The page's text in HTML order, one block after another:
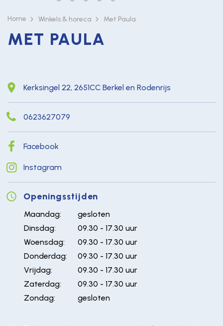
Home Winkels & horeca Met Paula
MET PAULA
Kerksingel 22, 2651CC Berkel en Rodenrijs
0623627079
Facebook
Instagram
Openingsstijden
Maandag:
gesloten
Dinsdag:
09.30 - 17.30 uur
Woensdag:
09.30 - 17.30 uur
Donderdag:
09.30 - 17.30 uur
Vrijdag:
09.30 - 17.30 uur
Zaterdag:
09.30 - 17.30 uur
Zondag:
gesloten